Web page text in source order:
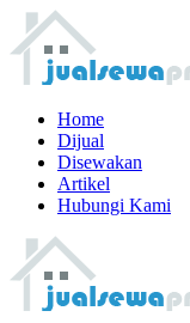
Home
Dijual
Disewakan
Artikel
Hubungi Kami